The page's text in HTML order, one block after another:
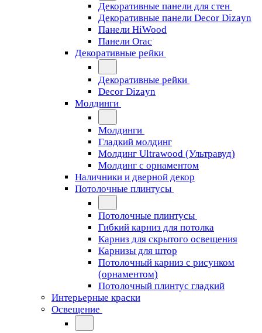
Декоративные панели для стен
Декоративные панели Decor Dizayn
Панели HiWood
Панели Orac
Декоративные рейки
Декоративные рейки
Decor Dizayn
Молдинги
Молдинги
Гладкий молдинг
Молдинг Ultrawood (Ультравуд)
Молдинг с орнаментом
Наличники и дверной декор
Потолочные плинтусы
Потолочные плинтусы
Гибкий карниз для потолка
Карниз для скрытого освещения
Карнизы для штор
Потолочный карниз с рисунком
(орнаментом)
Потолочный плинтус гладкий
Интерьерные краски
Освещение